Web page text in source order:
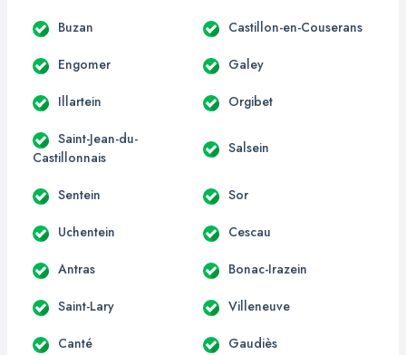
Buzan Castillon-en-Couserans
Engomer Galey
Illartein Orgibet
Saint-Jean-du-
Castillonnais
Salsein
Sentein Sor
Uchentein Cescau
Antras Bonac-Irazein
Saint-Lary Villeneuve
Canté Gaudiès